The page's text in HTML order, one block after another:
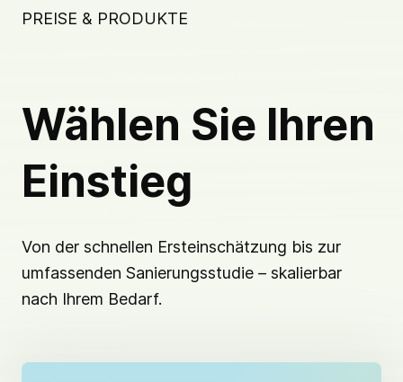
PREISE & PRODUKTE
Wählen Sie Ihren
Einstieg
Von der schnellen Ersteinschätzung bis zur
umfassenden Sanierungsstudie – skalierbar
nach Ihrem Bedarf.